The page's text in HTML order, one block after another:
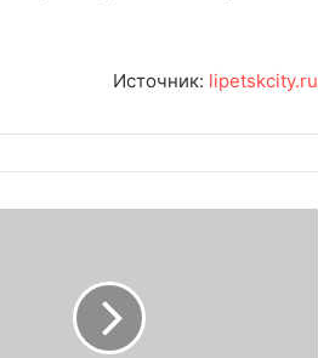
Источник: lipetskcity.ru